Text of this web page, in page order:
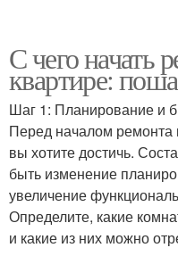
С чего начать
квартире:
Шаг 1: Планирование и
Перед началом ремонта
вы хотите достичь.
быть изменение
увеличение
Определите, какие
и какие из них можно